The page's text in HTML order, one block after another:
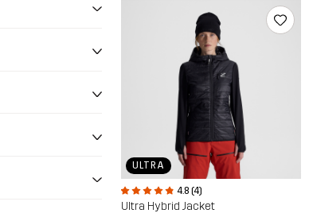
ULTRA
4.8 (4)
Ultra Hybrid Jacket